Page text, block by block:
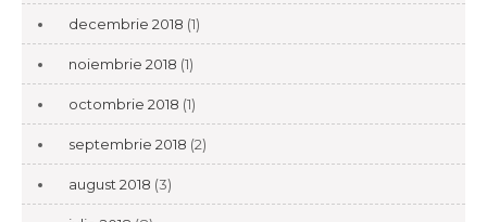
decembrie 2018 (1)
noiembrie 2018 (1)
octombrie 2018 (1)
septembrie 2018 (2)
august 2018 (3)